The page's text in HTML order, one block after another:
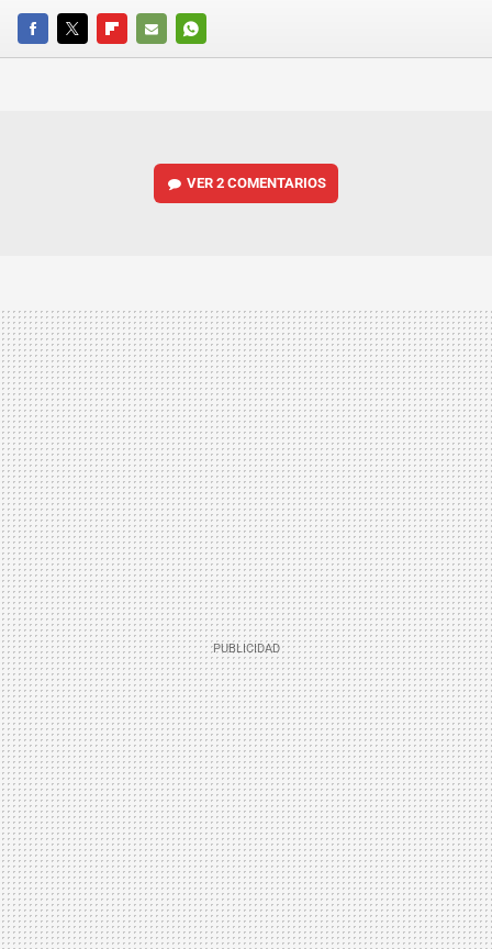
FACEBOOKTWITTERFLIPBOARD
E-
WHATSAPP
VER2 COMENTARIOS